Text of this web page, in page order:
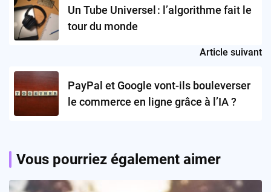
Un Tube Universel : l’algorithme fait le
tour du monde
Article suivant
PayPal et Google vont-ils bouleverser
le commerce en ligne grâce à l’IA ?
Vous pourriez également aimer